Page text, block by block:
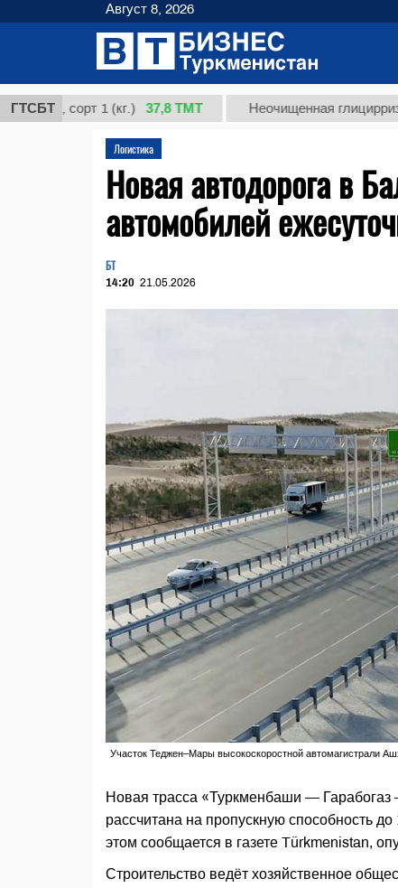
ГТСБТ
сорт 1 (кг.) 37,8 ТМТ Неочищенная
Логистика
Новая автодорога в
автомобилей
БТ
14:20 21.05.2026
Участок Теджен–Мары высокоскоростной автомагистрали
Новая трасса «Туркменбаши — Гарабогаз
рассчитана на пропускную способность
этом сообщается в газете Türkmenistan,
Строительство ведёт хозяйственное
Август 8, 2026